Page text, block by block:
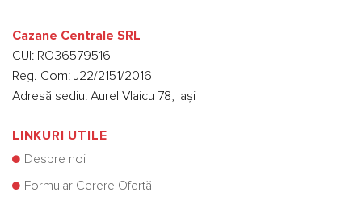
Cazane Centrale SRL
CUI: RO36579516
Reg. Com: J22/2151/2016
Adresă sediu: Aurel Vlaicu 78, Iași
LINKURI UTILE
Despre noi
Formular Cerere Ofertă